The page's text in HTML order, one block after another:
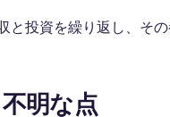
と投資を繰り返し、そ
明な点